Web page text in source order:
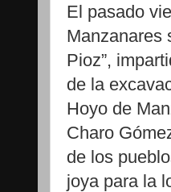
El pasado
Manzanares
Pioz”,
de la
Hoyo de
Charo
de los
joya para la